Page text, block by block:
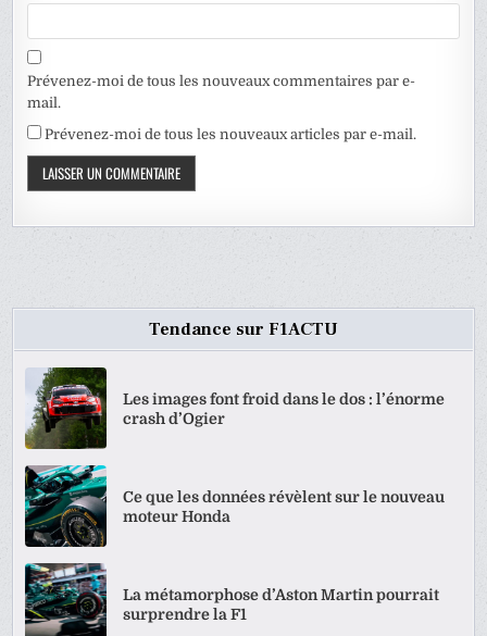
Prévenez-moi de tous les nouveaux commentaires par e-
mail.
Prévenez-moi de tous les nouveaux articles par e-mail.
Tendance sur F1ACTU
Les images font froid dans le dos : l’énorme
crash d’Ogier
Ce que les données révèlent sur le nouveau
moteur Honda
La métamorphose d’Aston Martin pourrait
surprendre la F1